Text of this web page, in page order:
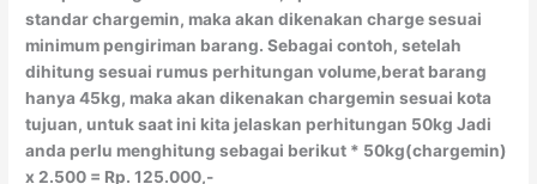
standar chargemin, maka akan dikenakan charge sesuai
minimum pengiriman barang. Sebagai contoh, setelah
dihitung sesuai rumus perhitungan volume,berat barang
hanya 45kg, maka akan dikenakan chargemin sesuai kota
tujuan, untuk saat ini kita jelaskan perhitungan 50kg Jadi
anda perlu menghitung sebagai berikut * 50kg(chargemin)
x 2.500 = Rp. 125.000,-